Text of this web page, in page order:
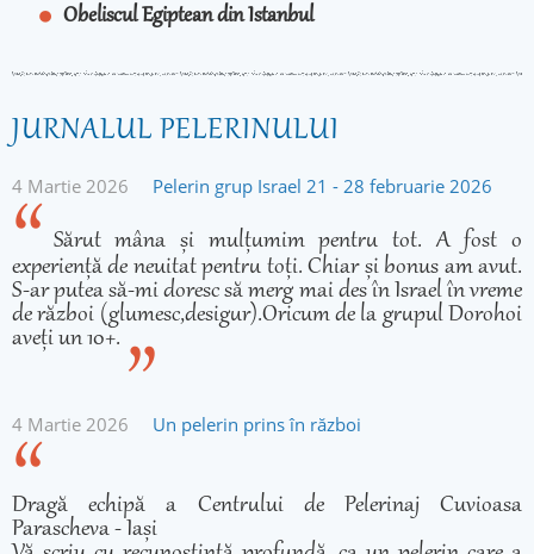
Obeliscul Egiptean din Istanbul
JURNALUL PELERINULUI
4 Martie 2026 Pelerin grup Israel 21 - 28 februarie 2026
Sărut mâna și mulțumim pentru tot. A fost o
experiență de neuitat pentru toți. Chiar și bonus am avut.
S-ar putea să-mi doresc să merg mai des în Israel în vreme
de război (glumesc,desigur).Oricum de la grupul Dorohoi
aveți un 10+.
4 Martie 2026 Un pelerin prins în război
Dragă echipă a Centrului de Pelerinaj Cuvioasa
Parascheva - Iași